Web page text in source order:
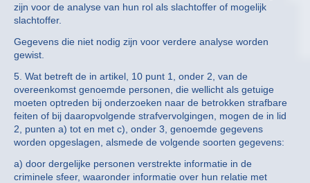
zijn voor de analyse van hun rol als slachtoffer of mogelijk
slachtoffer.
Gegevens die niet nodig zijn voor verdere analyse worden
gewist.
5. Wat betreft de in artikel, 10 punt 1, onder 2, van de
overeenkomst genoemde personen, die wellicht als getuige
moeten optreden bij onderzoeken naar de betrokken strafbare
feiten of bij daaropvolgende strafvervolgingen, mogen de in lid
2, punten a) tot en met c), onder 3, genoemde gegevens
worden opgeslagen, alsmede de volgende soorten gegevens:
a) door dergelijke personen verstrekte informatie in de
criminele sfeer, waaronder informatie over hun relatie met